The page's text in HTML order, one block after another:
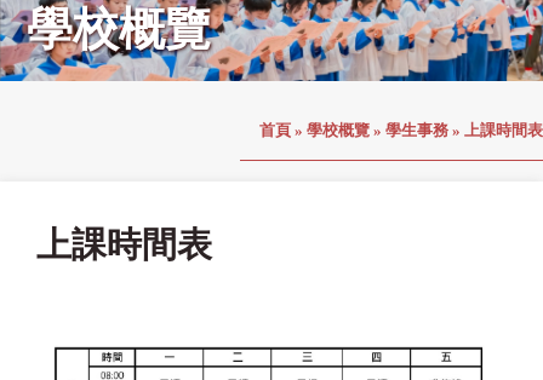
學校概覽
首頁 » 學校概覽 » 學生事務 » 上課時間表
上課時間表